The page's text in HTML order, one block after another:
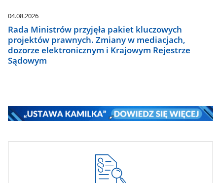
04.08.2026
Rada Ministrów przyjęła pakiet kluczowych
projektów prawnych. Zmiany w mediacjach,
dozorze elektronicznym i Krajowym Rejestrze
Sądowym